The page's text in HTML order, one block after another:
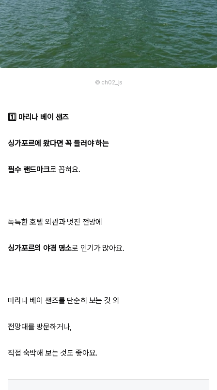
© ch02_js
1️⃣ 마리나 베이 샌즈
싱가포르에 왔다면 꼭 들러야 하는
필수 랜드마크로 꼽혀요.
독특한 호텔 외관과 멋진 전망에
싱가포르의 야경 명소로 인기가 많아요.
마리나 베이 샌즈를 단순히 보는 것 외
전망대를 방문하거나,
직접 숙박해 보는 것도 좋아요.